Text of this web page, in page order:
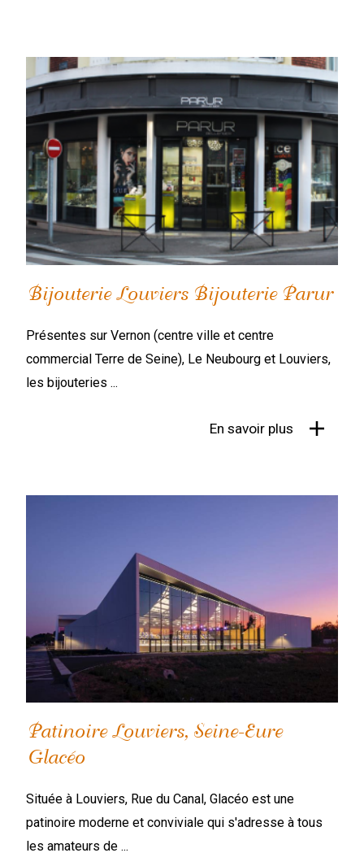
Bijouterie Louviers Bijouterie Parur
Présentes sur Vernon (centre ville et centre
commercial Terre de Seine), Le Neubourg et Louviers,
les bijouteries ...
En savoir plus
Patinoire Louviers, Seine-Eure
Glacéo
​Située à Louviers, Rue du Canal, Glacéo est une
patinoire moderne et conviviale qui s'adresse à tous
les amateurs de ...